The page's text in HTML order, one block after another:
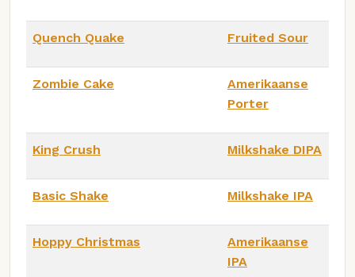
Quench Quake Fruited Sour
Zombie Cake
Amerikaanse
Porter
King Crush Milkshake DIPA
Basic Shake Milkshake IPA
Hoppy Christmas
Amerikaanse
IPA